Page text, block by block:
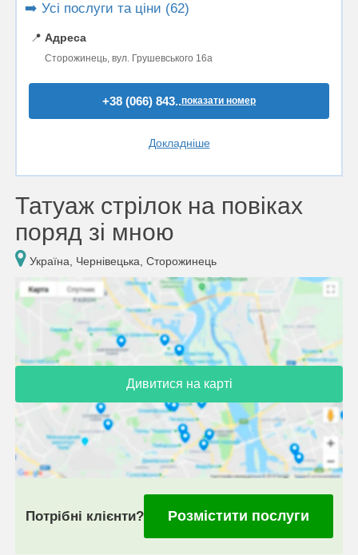
➡️ Усі послуги та ціни (62)
📍 Адреса
Сторожинець, вул. Грушевського 16а
+38 (066) 843..показати номер
Докладніше
Татуаж стрілок на повіках
поряд зі мною
Україна, Чернівецька, Сторожинець
Дивитися на карті
Потрібні клієнти? Розмістити послуги